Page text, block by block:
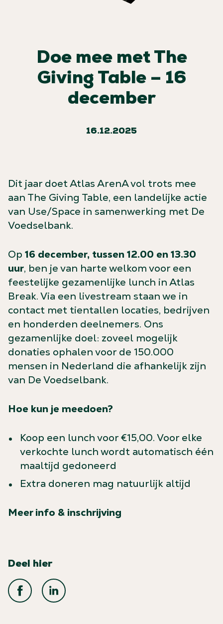
Doe mee met The
Giving Table – 16
december
16.12.2025
Dit jaar doet Atlas ArenA vol trots mee
aan The Giving Table, een landelijke actie
van Use/Space in samenwerking met De
Voedselbank.
Op 16 december, tussen 12.00 en 13.30
uur, ben je van harte welkom voor een
feestelijke gezamenlijke lunch in Atlas
Break. Via een livestream staan we in
contact met tientallen locaties, bedrijven
en honderden deelnemers. Ons
gezamenlijke doel: zoveel mogelijk
donaties ophalen voor de 150.000
mensen in Nederland die afhankelijk zijn
van De Voedselbank.
Hoe kun je meedoen?
Koop een lunch voor €15,00. Voor elke
verkochte lunch wordt automatisch één
maaltijd gedoneerd
Extra doneren mag natuurlijk altijd
Meer info & inschrijving
Deel hier